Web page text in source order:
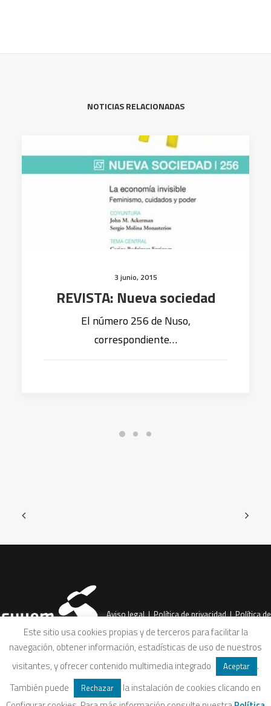
NOTICIAS RELACIONADAS
3 junio, 2015
REVISTA: Nueva sociedad
El número 256 de Nuso,
correspondiente…
Aviso legal|Política de privacidad|Política de
Este sitio usa cookies propias y de terceros para facilitar la
navegación, obtener información, estadísticas de uso de nuestros
visitantes, y ofrecer contenido multimedia integrado
Aceptar
.
También puede
Rechazar
la instalación de cookies clicando en